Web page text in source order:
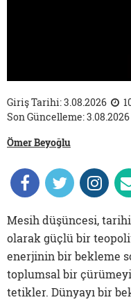
Giriş Tarihi: 3.08.2026
Son Güncelleme: 3.08.2026
Ömer Beyoğlu
Mesih düşüncesi,
olarak güçlü bir
enerjinin bir bekleme
toplumsal bir
tetikler. Dünyayı bir